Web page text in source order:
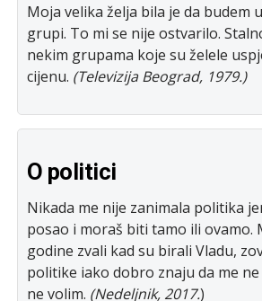
Mojа velikа željа bilа je dа budem
grupi. To mi se nije ostvаrilo.
nekim grupаmа koje su želele
cijenu. (Televizija Beograd, 1979.)
O politici
Nikada me nije zanimala politika
posao i moraš biti tamo ili ovamo.
godine zvali kad su birali Vladu,
politike iako dobro znaju da me
ne volim. (Nedeljnik, 2017.)